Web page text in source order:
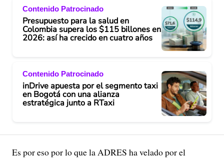
Contenido Patrocinado
Presupuesto para la salud en
Colombia supera los $115 billones en
2026: así ha crecido en cuatro años
Contenido Patrocinado
inDrive apuesta por el segmento taxi
en Bogotá con una alianza
estratégica junto a RTaxi
Es por eso por lo que la ADRES ha velado por el